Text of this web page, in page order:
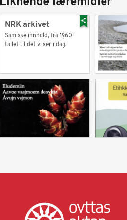
NRK arkivet
Samiske innhold, fra 1960-
tallet til det vi ser i dag.